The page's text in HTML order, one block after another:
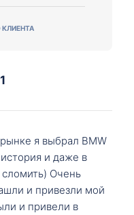
я выбрал BMW
и даже в
Очень
и привезли мой
и привели в